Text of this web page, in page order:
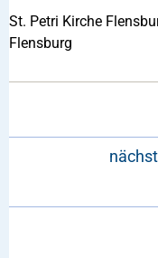
St. Petri Kirche
Flensburg